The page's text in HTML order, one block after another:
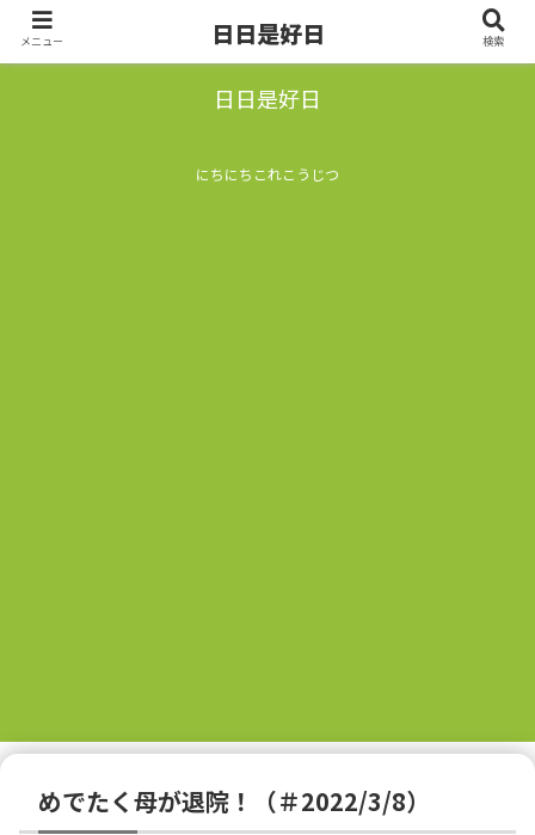
日日是好日
にちにちこれこうじつ
めでたく母が退院！（＃2022/3/8）
メニュー 日日是好日 検索